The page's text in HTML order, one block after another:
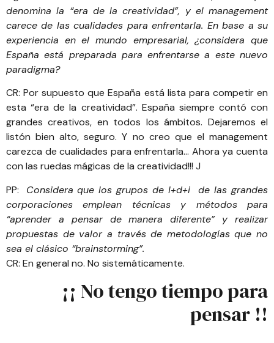
denomina la “era de la creatividad”, y el management
carece de las cualidades para enfrentarla. En base a su
experiencia en el mundo empresarial, ¿considera que
España está preparada para enfrentarse a este nuevo
paradigma?
CR: Por supuesto que España está lista para competir en
esta “era de la creatividad”. España siempre contó con
grandes creativos, en todos los ámbitos. Dejaremos el
listón bien alto, seguro. Y no creo que el management
carezca de cualidades para enfrentarla… Ahora ya cuenta
con las ruedas mágicas de la creatividad!!! J
PP: Considera que los grupos de I+d+i de las grandes
corporaciones emplean técnicas y métodos para
“aprender a pensar de manera diferente” y realizar
propuestas de valor a través de metodologías que no
sea el clásico “brainstorming”.
CR: En general no. No sistemáticamente.
¡¡ No tengo tiempo para
pensar !!